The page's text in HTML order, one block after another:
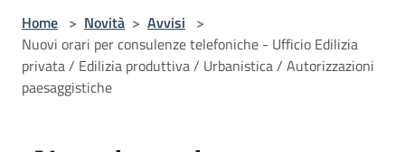
Home > Novità > Avvisi >
Nuovi orari per consulenze telefoniche - Ufficio Edilizia
privata / Edilizia produttiva / Urbanistica / Autorizzazioni
paesaggistiche